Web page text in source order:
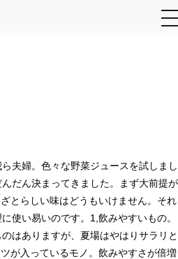
夫婦。色々な野菜ジュースを試しまし
だん決まってきました。まず大前提が
とらしい味はどうもいけません。それ
使い易いのです。1,飲みやすいもの。
はありますが、夏場はやはりサラリと
が入っているモノ。飲みやすさが倍増